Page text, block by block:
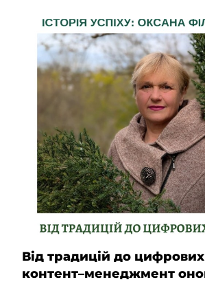
Від традицій до цифрових
контент–менеджмент